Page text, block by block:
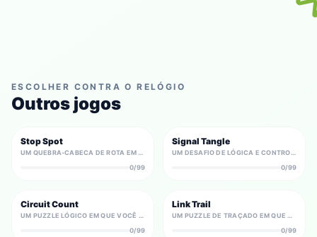
ESCOLHER CONTRA O RELÓGIO
Outros jogos
Stop Spot
UM QUEBRA-CABECA DE ROTA EM QUE VOCE NAO PODE PARAR LIVREMENTE. PLANEJE PONTOS DE PARADA, COMPLETE TODOS OS SPOTS E TERMINE PARANDO NA SAIDA.
0/99
Signal Tangle
UM DESAFIO DE LÓGICA E CONTROLE EM TEMPO CONTRA O RELÓGIO PARA SOLTAR LINHAS DE SINAL NA ORDEM CERTA.
0/99
Circuit Count
UM PUZZLE LÓGICO EM QUE VOCÊ ESCOLHE APENAS AS CONEXÕES NECESSÁRIAS ENTRE MUITAS LINHAS CANDIDATAS PARA CUMPRIR OS NÓS NUMERADOS.
0/99
Link Trail
UM PUZZLE DE TRAÇADO EM QUE VOCÊ CONECTA PARES DO MESMO PERSONAGEM BRAINTYPE COM LINHAS QUE NUNCA SE CRUZAM.
0/99